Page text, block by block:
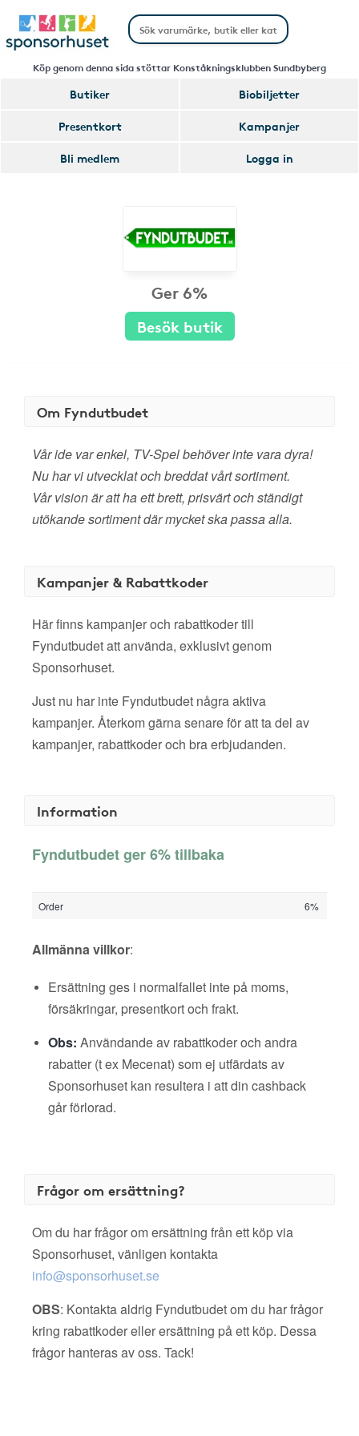
Köp genom denna sida stöttar Konståkningsklubben Sundbyberg
Butiker
Biobiljetter
Presentkort
Kampanjer
Bli medlem
Logga in
Ger 6%
Besök butik
Om Fyndutbudet
Vår ide var enkel, TV-Spel behöver inte vara dyra!
Nu har vi utvecklat och breddat vårt sortiment.
Vår vision är att ha ett brett, prisvärt och ständigt
utökande sortiment där mycket ska passa alla.
Kampanjer & Rabattkoder
Här finns kampanjer och rabattkoder till
Fyndutbudet att använda, exklusivt genom
Sponsorhuset.
Just nu har inte Fyndutbudet några aktiva
kampanjer. Återkom gärna senare för att ta del av
kampanjer, rabattkoder och bra erbjudanden.
Information
Fyndutbudet ger 6% tillbaka
Order 6%
Allmänna villkor:
Ersättning ges i normalfallet inte på moms,
försäkringar, presentkort och frakt.
Obs: Användande av rabattkoder och andra
rabatter (t ex Mecenat) som ej utfärdats av
Sponsorhuset kan resultera i att din cashback
går förlorad.
Frågor om ersättning?
Om du har frågor om ersättning från ett köp via
Sponsorhuset, vänligen kontakta
info@sponsorhuset.se
OBS: Kontakta aldrig Fyndutbudet om du har frågor
kring rabattkoder eller ersättning på ett köp. Dessa
frågor hanteras av oss. Tack!